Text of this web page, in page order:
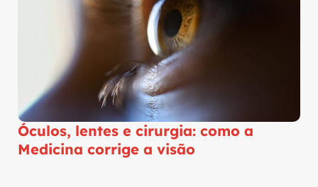
Óculos, lentes e cirurgia: como a
Medicina corrige a visão